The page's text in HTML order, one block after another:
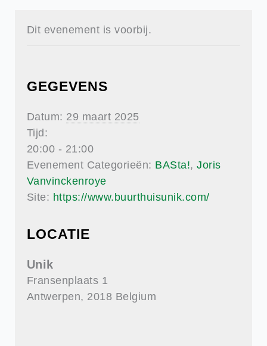
Dit evenement is voorbij.
GEGEVENS
Datum: 29 maart 2025
Tijd:
20:00 - 21:00
Evenement Categorieën: BASta!,Joris
Vanvinckenroye
Site: https://www.buurthuisunik.com/
LOCATIE
Unik
Fransenplaats 1
Antwerpen, 2018 Belgium